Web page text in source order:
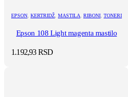
EPSON, KERTRIDŽ, MASTILA, RIBONI, TONERI
Epson 108 Light magenta mastilo
1.192,93RSD